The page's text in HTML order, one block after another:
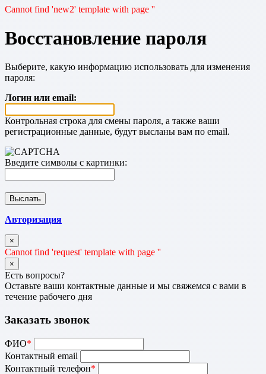
Cannot find 'new2' template with page ''
Восстановление пароля
Выберите, какую информацию использовать для изменения
пароля:
Логин или email:
Контрольная строка для смены пароля, а также ваши
регистрационные данные, будут высланы вам по email.
Введите символы с картинки:
Авторизация
×
Cannot find 'request' template with page ''
×
Есть вопросы?
Оставьте ваши контактные данные и мы свяжемся с вами в
течение рабочего дня
Заказать звонок
ФИО*
Контактный email
Контактный телефон*